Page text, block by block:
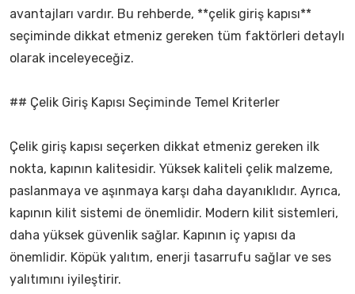
avantajları vardır. Bu rehberde, **çelik giriş kapısı**
seçiminde dikkat etmeniz gereken tüm faktörleri detaylı
olarak inceleyeceğiz.
## Çelik Giriş Kapısı Seçiminde Temel Kriterler
Çelik giriş kapısı seçerken dikkat etmeniz gereken ilk
nokta, kapının kalitesidir. Yüksek kaliteli çelik malzeme,
paslanmaya ve aşınmaya karşı daha dayanıklıdır. Ayrıca,
kapının kilit sistemi de önemlidir. Modern kilit sistemleri,
daha yüksek güvenlik sağlar. Kapının iç yapısı da
önemlidir. Köpük yalıtım, enerji tasarrufu sağlar ve ses
yalıtımını iyileştirir.